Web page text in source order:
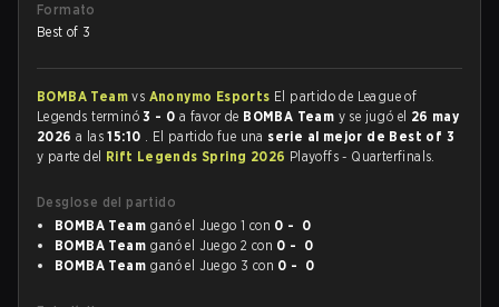
Formato
Best of 3
BOMBA Teamvs Anonymo Esports El partido de League of
Legends terminó3 - 0 a favor de BOMBA Team y se jugó el 26 may
2026 a las15:10 . El partido fue una serie al mejor de Best of 3
y parte del Rift Legends Spring 2026 Playoffs - Quarterfinals.
Desglose del partido
BOMBA Team ganó el Juego 1 con 0 - 0
BOMBA Team ganó el Juego 2 con 0 - 0
BOMBA Team ganó el Juego 3 con 0 - 0